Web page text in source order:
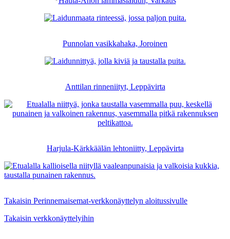
Punnolan vasikkahaka, Joroinen
Anttilan rinneniityt, Leppävirta
Harjula-Kärkkäälän lehtoniitty, Leppävirta
Takaisin Perinnemaisemat-verkkonäyttelyn aloitussivulle
Takaisin verkkonäyttelyihin